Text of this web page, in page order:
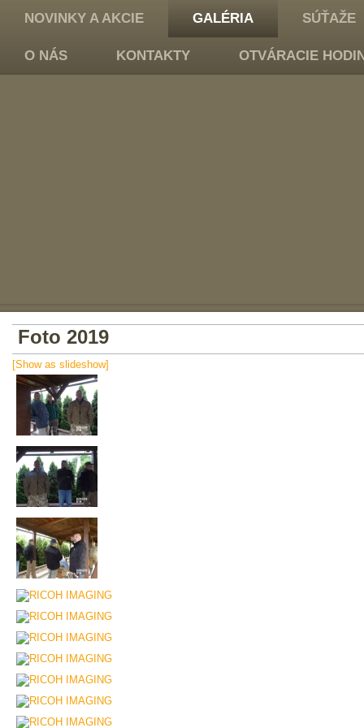
NOVINKY A AKCIE GALÉRIA SÚŤAŽE
O NÁS KONTAKTY OTVÁRACIE
Foto 2019
[Show as slideshow]